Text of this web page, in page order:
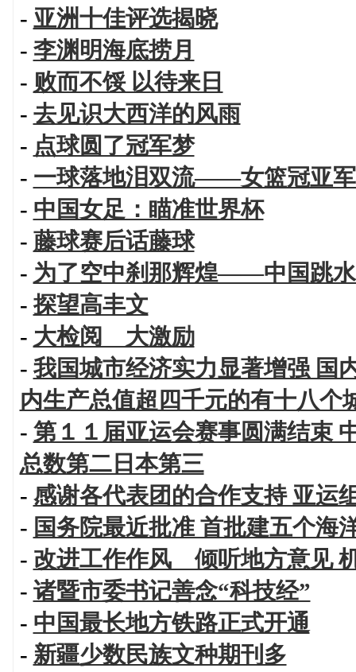
- 亚洲十佳评选揭晓
- 李渊明海底捞月
- 败而不馁 以待来日
- 去见识大西洋的风雨
- 点球圆了冠军梦
- 一球落地泪双流——女篮冠亚
- 中国女足：瞄准世界杯
- 藤球赛后话藤球
- 为了空中刹那辉煌——中国跳
- 探望高丰文
- 大检阅 大激励
- 我国城市经济实力显著增强 国
内生产总值超四千元的有十八个
- 第１１届亚运会赛事圆满结束
总数第二日本第三
- 感谢各代表团的合作支持 亚运
- 国务院最近批准 首批建五个海
- 改进工作作风 倾听地方意见
- 诸暨市委书记善念“科技经”
- 中国最长地方铁路正式开通
- 新疆少数民族文种期刊多